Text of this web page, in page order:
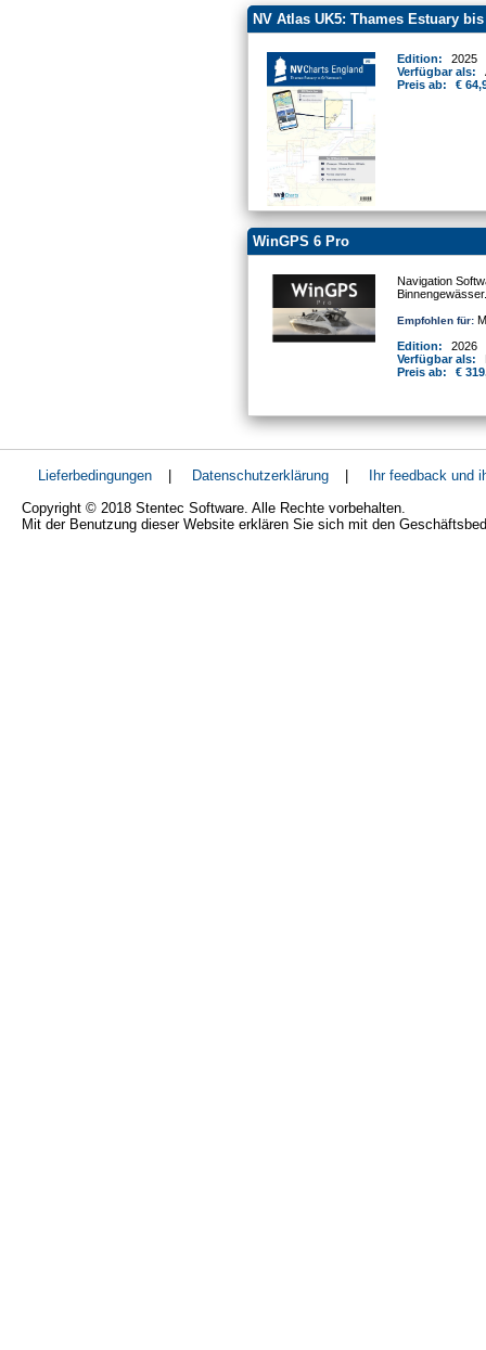
NV Atlas UK5: Thames Estuary
Edition:
2025
Verfügbar als:
Preis ab:
€
WinGPS 6 Pro
Navigation
Binnengewässer.
Empfohlen für:
Edition:
2026
Verfügbar als:
Preis ab:
€
Lieferbedingungen | Datenschutzerklärung |
Ihr feedback und
Copyright © 2018 Stentec Software. Alle Rechte vorbehalten.
Mit der Benutzung dieser Website erklären Sie sich mit den